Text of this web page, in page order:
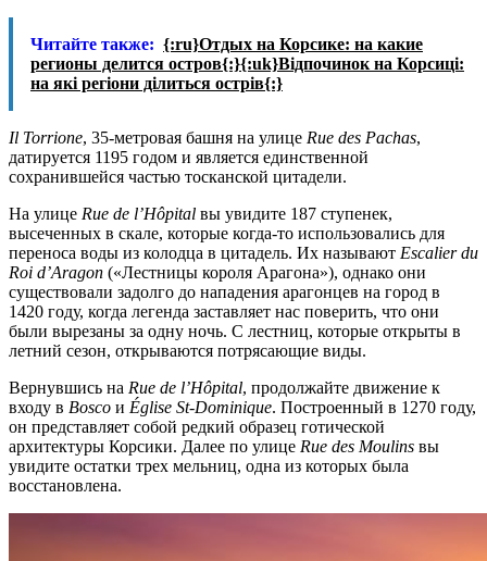
Читайте также: {:ru}Отдых на Корсике: на какие
регионы делится остров{:}{:uk}Відпочинок на Корсиці:
на які регіони ділиться острів{:}
Il Torrione, 35-метровая башня на улице Rue des Pachas,
датируется 1195 годом и является единственной
сохранившейся частью тосканской цитадели.
На улице Rue de l’Hôpital вы увидите 187 ступенек,
высеченных в скале, которые когда-то использовались для
переноса воды из колодца в цитадель. Их называют Escalier du
Roi d’Aragon («Лестницы короля Арагона»), однако они
существовали задолго до нападения арагонцев на город в
1420 году, когда легенда заставляет нас поверить, что они
были вырезаны за одну ночь. С лестниц, которые открыты в
летний сезон, открываются потрясающие виды.
Вернувшись на Rue de l’Hôpital, продолжайте движение к
входу в Bosco и Église St-Dominique. Построенный в 1270 году,
он представляет собой редкий образец готической
архитектуры Корсики. Далее по улице Rue des Moulins вы
увидите остатки трех мельниц, одна из которых была
восстановлена.